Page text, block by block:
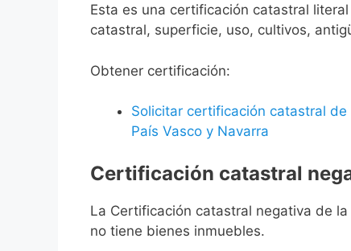
Esta es una certificación catastral
catastral, superficie, uso, cultivos,
Obtener certificación:
Solicitar certificación catastral
País Vasco y Navarra
Certificación catastral
La Certificación catastral negativa de
no tiene bienes inmuebles.